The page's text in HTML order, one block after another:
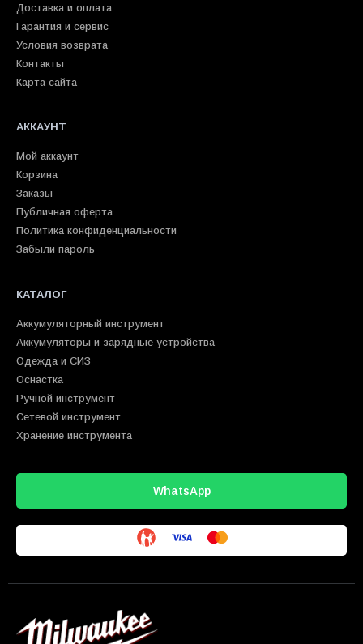
Доставка и оплата
Гарантия и сервис
Условия возврата
Контакты
Карта сайта
АККАУНТ
Мой аккаунт
Корзина
Заказы
Публичная оферта
Политика конфиденциальности
Забыли пароль
КАТАЛОГ
Аккумуляторный инструмент
Аккумуляторы и зарядные устройства
Одежда и СИЗ
Оснастка
Ручной инструмент
Сетевой инструмент
Хранение инструмента
WhatsApp